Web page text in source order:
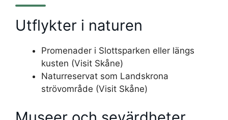
Utflykter i naturen
Promenader i Slottsparken eller längs
kusten (Visit Skåne)
Naturreservat som Landskrona
strövområde (Visit Skåne)